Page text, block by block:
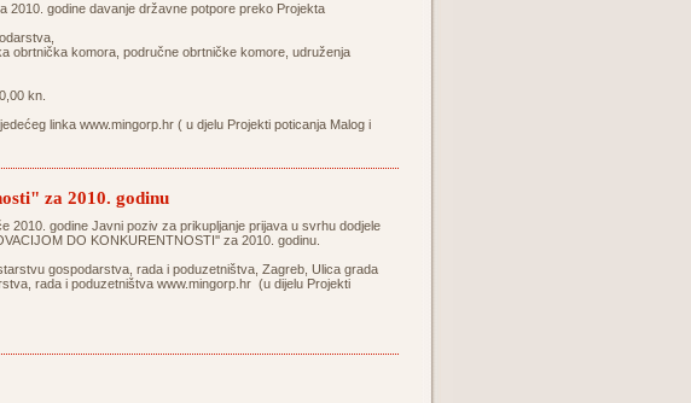
2010. godine davanje državne potpore preko Projekta
obrtnička komora, područne obrtničke komore, udruženja
kn.
linka www.mingorp.hr ( u djelu Projekti poticanja Malog i
za 2010. godinu
2010. godine Javni poziv za prikupljanje prijava u svrhu dodjele
DO KONKURENTNOSTI'' za 2010. godinu.
gospodarstva, rada i poduzetništva, Zagreb, Ulica grada
rada i poduzetništva www.mingorp.hr (u dijelu Projekti